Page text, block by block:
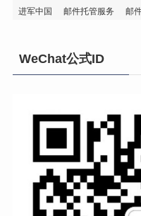
进军中国
邮件托管服务 邮
WeChat公式ID